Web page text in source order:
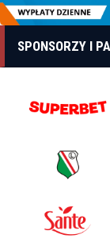
SPONSORZY I